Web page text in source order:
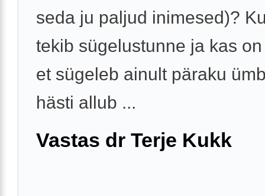
seda ju paljud inimesed)?
tekib sügelustunne ja kas
et sügeleb ainult päraku
hästi allub ...
Vastas dr Terje Kukk